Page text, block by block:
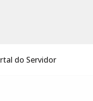
do Servidor